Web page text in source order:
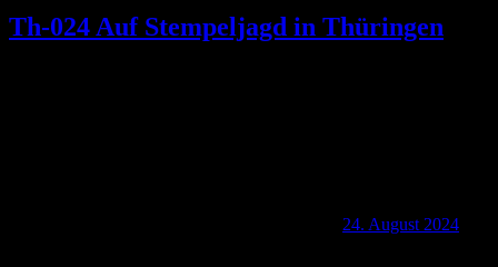
Th-024 Auf Stempeljagd in Thüringen
24. August 2024